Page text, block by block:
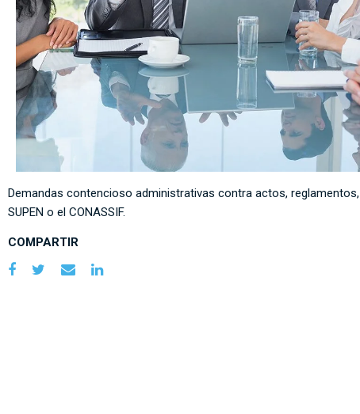
Demandas contencioso administrativas contra actos, reglamentos,
SUPEN o el CONASSIF.
COMPARTIR